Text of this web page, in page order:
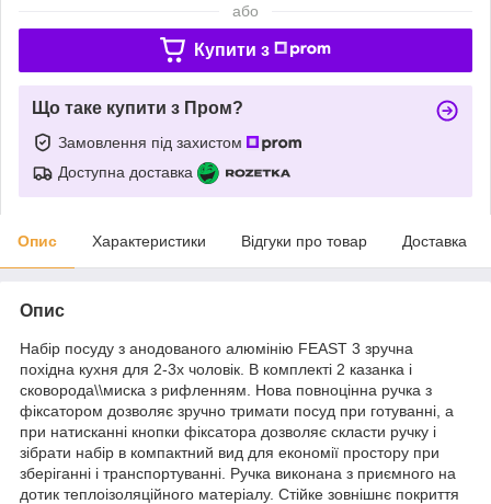
або
Купити з
Що таке купити з Пром?
Замовлення під захистом
Доступна доставка
Опис Характеристики Відгуки про товар Доставка
Опис
Набір посуду з анодованого алюмінію FEAST 3 зручна
похідна кухня для 2-3х чоловік. В комплекті 2 казанка і
сковорода\\миска з рифленням. Нова повноцінна ручка з
фіксатором дозволяє зручно тримати посуд при готуванні, а
при натисканні кнопки фіксатора дозволяє скласти ручку і
зібрати набір в компактний вид для економії простору при
зберіганні і транспортуванні. Ручка виконана з приємного на
дотик теплоізоляційного матеріалу. Стійке зовнішнє покриття